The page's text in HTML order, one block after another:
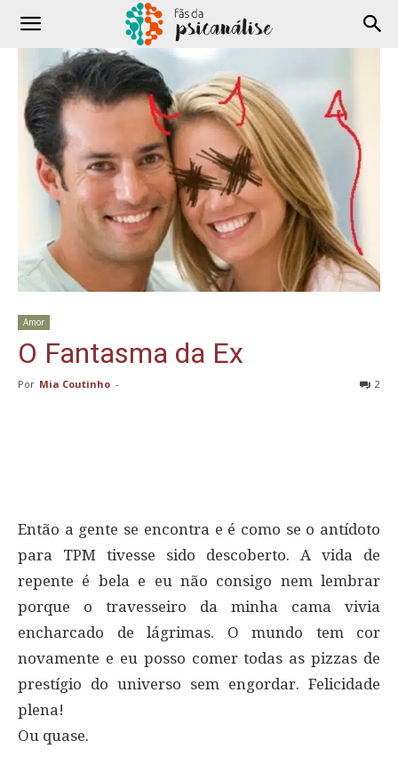
Amor
O Fantasma da Ex
Por Mia Coutinho - 2
Então a gente se encontra e é como se o antídoto
para TPM tivesse sido descoberto. A vida de
repente é bela e eu não consigo nem lembrar
porque o travesseiro da minha cama vivia
encharcado de lágrimas. O mundo tem cor
novamente e eu posso comer todas as pizzas de
prestígio do universo sem engordar. Felicidade
plena!
Ou quase.